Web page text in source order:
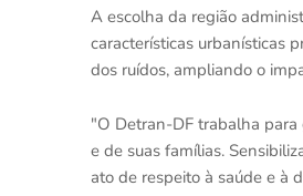
A escolha da região
características urbanísticas
dos ruídos, ampliando o
"O Detran-DF trabalha para
e de suas famílias.
ato de respeito à saúde e à